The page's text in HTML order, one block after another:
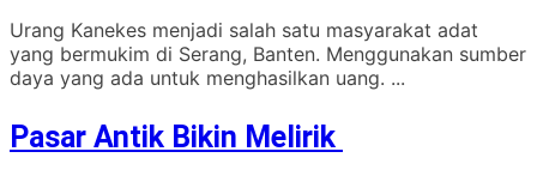
Urang Kanekes menjadi salah satu masyarakat adat
yang bermukim di Serang, Banten. Menggunakan sumber
daya yang ada untuk menghasilkan uang. ...
Pasar Antik Bikin Melirik